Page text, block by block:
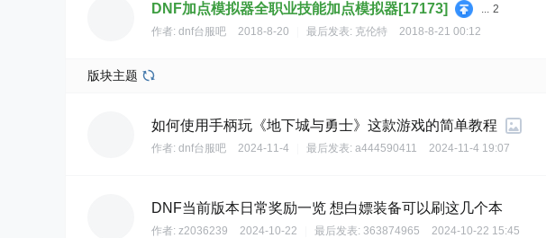
DNF加点模拟器全职业技能加点模拟器[17173] ... 2
作者: dnf台服吧 2018-8-20 最后发表: 克伦特 2018-8-21 00:12
版块主题
如何使用手柄玩《地下城与勇士》这款游戏的简单教程
作者: dnf台服吧 2024-11-4 最后发表: a444590411 2024-11-4 19:07
DNF当前版本日常奖励一览 想白嫖装备可以刷这几个本
作者: z2036239 2024-10-22 最后发表: 363874965 2024-10-22 15:45